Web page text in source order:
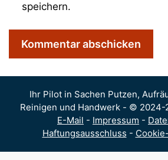
speichern.
Ihr Pilot in Sachen Putzen,
Reinigen und Handwerk - © 2024-
E-Mail - Impressum -
Haftungsausschluss -